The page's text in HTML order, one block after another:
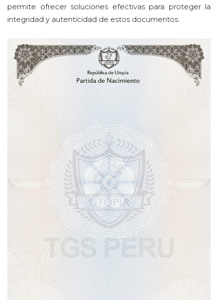
permite ofrecer soluciones efectivas para proteger la
integridad y autenticidad de estos documentos.